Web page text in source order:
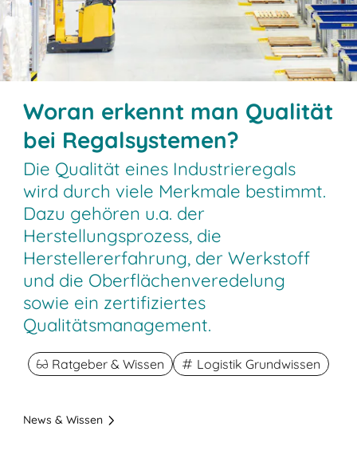
Woran erkennt man Qualität
bei Regalsystemen?
Die Qualität eines Industrieregals
wird durch viele Merkmale bestimmt.
Dazu gehören u.a. der
Herstellungsprozess, die
Herstellererfahrung, der Werkstoff
und die Oberflächenveredelung
sowie ein zertifiziertes
Qualitätsmanagement.
Ratgeber & Wissen Logistik Grundwissen
News & Wissen